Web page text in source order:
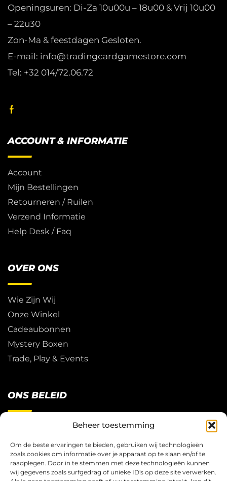
Beheer toestemming
Om de beste ervaringen te bieden, gebruiken wij technologieën
zoals cookies om informatie over je apparaat op te slaan en/of te
raadplegen. Door in te stemmen met deze technologieën kunnen
wij gegevens zoals surfgedrag of unieke ID's op deze site verwerken.
Openingsuren: Di-Za 10u00u – 18u00 & Vrij 10u00
– 22u30
Zon-Ma & feestdagen Gesloten.
E-mail: info@tradingcardgamestore.com
Tel: +32 014/72.06.72
ACCOUNT & INFORMATIE
Account
Mijn Bestellingen
Retourneren / Ruilen
Verzend Informatie
Help Desk / Faq
OVER ONS
Wie Zijn Wij
Onze Winkel
Cadeaubonnen
Mystery Boxen
Trade, Play & Events
ONS BELEID
Restitutie Beleid
Privacy
Cookies
Algemene Voorwaarden